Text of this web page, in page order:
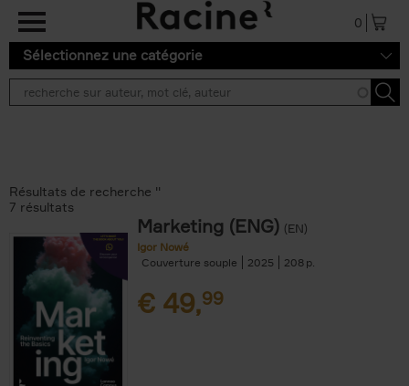
Aller au contenu principal
0
Sélectionnez une catégorie
Résultats de recherche ''
7 résultats
Marketing (ENG) (EN)
Igor Nowé
Couverture souple
2025 208
€ 49,99